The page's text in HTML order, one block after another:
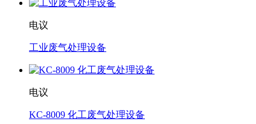
电议
工业废气处理设备
电议
KC-8009 化工废气处理设备